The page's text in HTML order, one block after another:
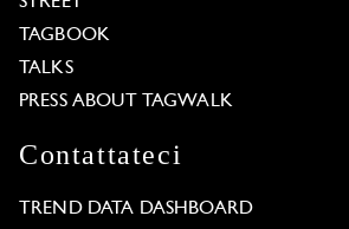
TAGBOOK
TALKS
PRESS ABOUT TAGWALK
Contattateci
TREND DATA DASHBOARD